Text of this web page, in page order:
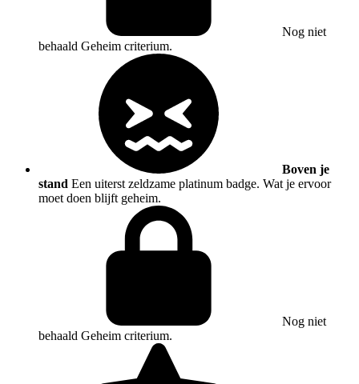
Nog niet
behaald Geheim criterium.
Boven je
stand Een uiterst zeldzame platinum badge. Wat je ervoor
moet doen blijft geheim.
Nog niet
behaald Geheim criterium.